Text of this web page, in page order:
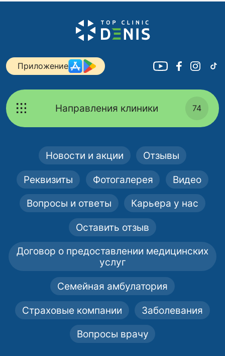
Приложение
Направления клиники 74
Новости и акции Отзывы
Реквизиты Фотогалерея Видео
Вопросы и ответы Карьера у нас
Оставить отзыв
Договор о предоставлении медицинских
услуг
Семейная амбулатория
Страховые компании Заболевания
Вопросы врачу